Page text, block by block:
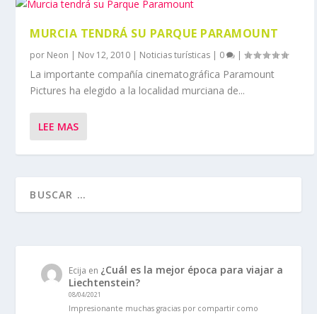
MURCIA TENDRÁ SU PARQUE PARAMOUNT
por Neon | Nov 12, 2010 | Noticias turísticas | 0 |
La importante compañía cinematográfica Paramount
Pictures ha elegido a la localidad murciana de...
LEE MAS
Ecija en ¿Cuál es la mejor época para viajar a
Liechtenstein?
08/04/2021
Impresionante muchas gracias por compartir como